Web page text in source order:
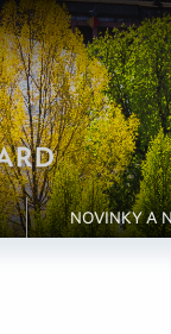
NOVINKY A